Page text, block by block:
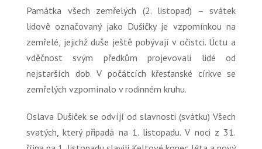
Památka všech zemřelých (2. listopad) – svátek
lidově označovaný jako Dušičky je vzpomínkou na
zemřelé, jejichž duše ještě pobývají v očistci. Úctu a
vděčnost svým předkům projevovali lidé od
nejstarších dob. V počátcích křesťanské církve se
zemřelých vzpomínalo v rodinném kruhu.
Oslava Dušiček se odvíjí od slavnosti (svátku) Všech
svatých, který připadá na 1. listopadu. V noci z 31.